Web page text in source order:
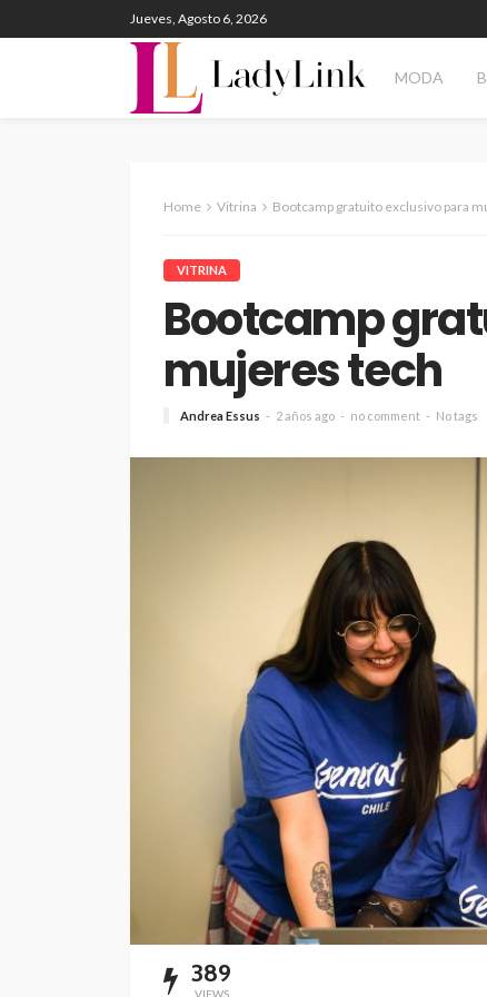
Jueves, Agosto 6, 2026
MODA
Home Vitrina Bootcamp gratuito exclusivo para
VITRINA
Bootcamp
mujeres tech
Andrea Essus 2 años ago no comment No tags
389
VIEWS
“Harry Potter y la
filosofal” vuelve
grande para
años
Andrea Essus 2 días ago